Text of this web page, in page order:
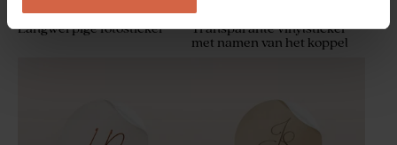
Langwerpige fotosticker
Transparante vinylsticker
met namen van het koppel